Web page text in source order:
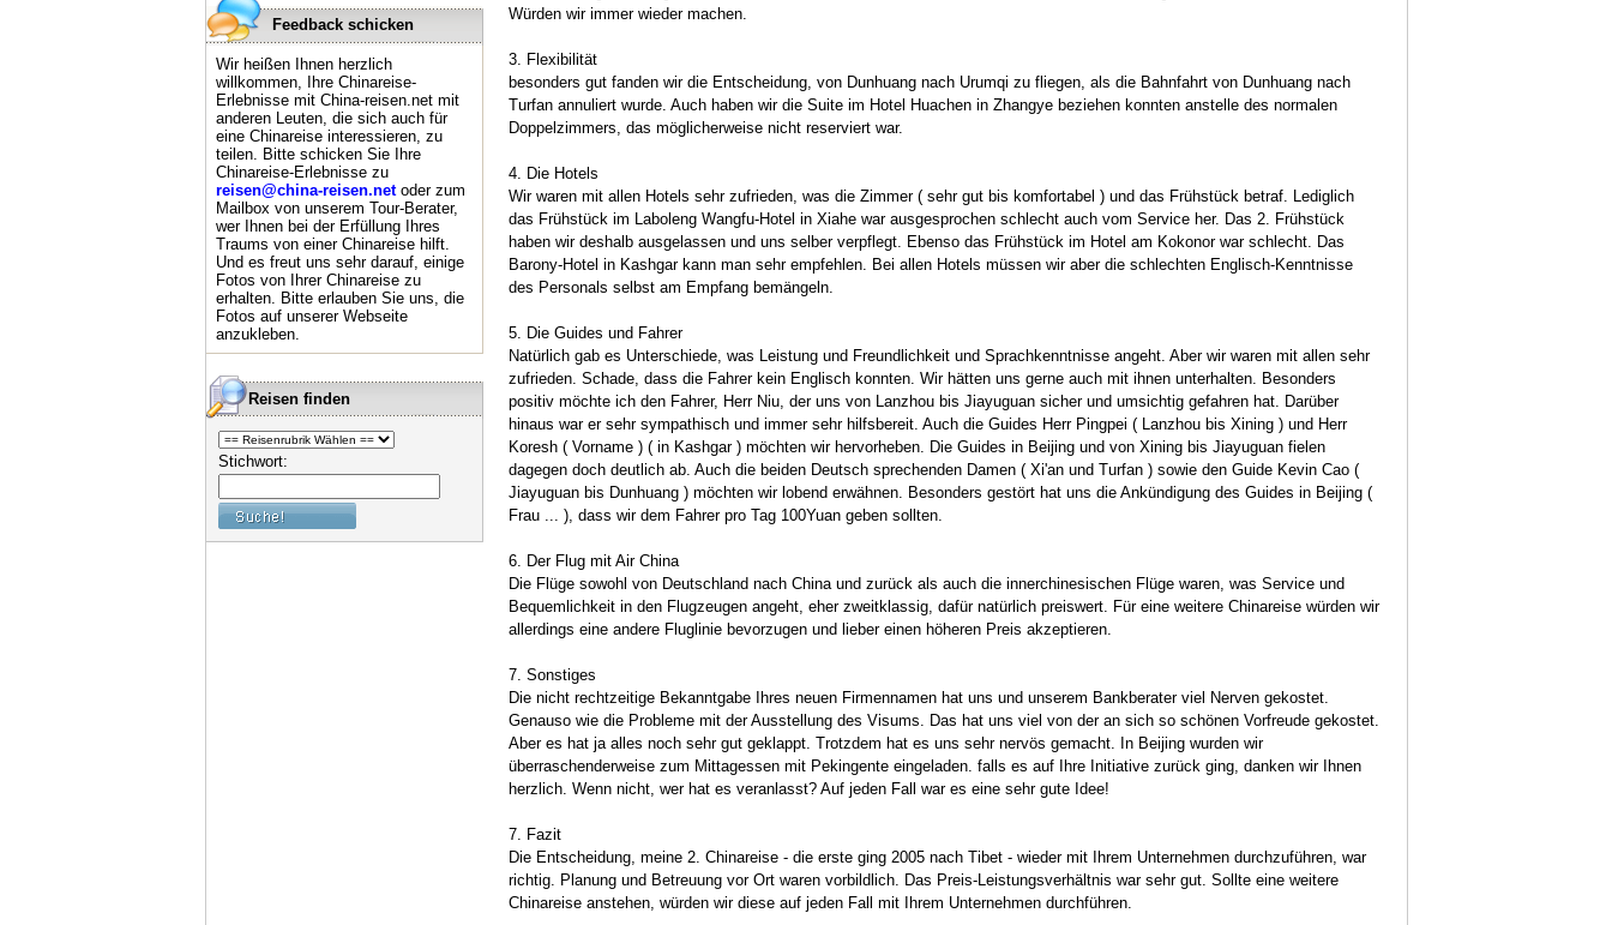
Feedback schicken
Wir heißen Ihnen herzlich
willkommen, Ihre Chinareise-
Erlebnisse mit China-reisen.net mit
anderen Leuten, die sich auch für
eine Chinareise interessieren, zu
teilen. Bitte schicken Sie Ihre
Chinareise-Erlebnisse zu
reisen@china-reisen.netoder zum
Mailbox von unserem Tour-Berater,
wer Ihnen bei der Erfüllung Ihres
Traums von einer Chinareise hilft.
Und es freut uns sehr darauf, einige
Fotos von Ihrer Chinareise zu
erhalten. Bitte erlauben Sie uns, die
Fotos auf unserer Webseite
anzukleben.
Reisen finden
Stichwort:
Würden wir immer wieder machen.
3. Flexibilität
besonders gut fanden wir die Entscheidung, von Dunhuang nach Urumqi zu fliegen, als die Bahnfahrt von Dunhuang nach
Turfan annuliert wurde. Auch haben wir die Suite im Hotel Huachen in Zhangye beziehen konnten anstelle des normalen
Doppelzimmers, das möglicherweise nicht reserviert war.
4. Die Hotels
Wir waren mit allen Hotels sehr zufrieden, was die Zimmer ( sehr gut bis komfortabel ) und das Frühstück betraf. Lediglich
das Frühstück im Laboleng Wangfu-Hotel in Xiahe war ausgesprochen schlecht auch vom Service her. Das 2. Frühstück
haben wir deshalb ausgelassen und uns selber verpflegt. Ebenso das Frühstück im Hotel am Kokonor war schlecht. Das
Barony-Hotel in Kashgar kann man sehr empfehlen. Bei allen Hotels müssen wir aber die schlechten Englisch-Kenntnisse
des Personals selbst am Empfang bemängeln.
5. Die Guides und Fahrer
Natürlich gab es Unterschiede, was Leistung und Freundlichkeit und Sprachkenntnisse angeht. Aber wir waren mit allen sehr
zufrieden. Schade, dass die Fahrer kein Englisch konnten. Wir hätten uns gerne auch mit ihnen unterhalten. Besonders
positiv möchte ich den Fahrer, Herr Niu, der uns von Lanzhou bis Jiayuguan sicher und umsichtig gefahren hat. Darüber
hinaus war er sehr sympathisch und immer sehr hilfsbereit. Auch die Guides Herr Pingpei ( Lanzhou bis Xining ) und Herr
Koresh ( Vorname ) ( in Kashgar ) möchten wir hervorheben. Die Guides in Beijing und von Xining bis Jiayuguan fielen
dagegen doch deutlich ab. Auch die beiden Deutsch sprechenden Damen ( Xi'an und Turfan ) sowie den Guide Kevin Cao (
Jiayuguan bis Dunhuang ) möchten wir lobend erwähnen. Besonders gestört hat uns die Ankündigung des Guides in Beijing (
Frau ... ), dass wir dem Fahrer pro Tag 100Yuan geben sollten.
6. Der Flug mit Air China
Die Flüge sowohl von Deutschland nach China und zurück als auch die innerchinesischen Flüge waren, was Service und
Bequemlichkeit in den Flugzeugen angeht, eher zweitklassig, dafür natürlich preiswert. Für eine weitere Chinareise würden wir
allerdings eine andere Fluglinie bevorzugen und lieber einen höheren Preis akzeptieren.
7. Sonstiges
Die nicht rechtzeitige Bekanntgabe Ihres neuen Firmennamen hat uns und unserem Bankberater viel Nerven gekostet.
Genauso wie die Probleme mit der Ausstellung des Visums. Das hat uns viel von der an sich so schönen Vorfreude gekostet.
Aber es hat ja alles noch sehr gut geklappt. Trotzdem hat es uns sehr nervös gemacht. In Beijing wurden wir
überraschenderweise zum Mittagessen mit Pekingente eingeladen. falls es auf Ihre Initiative zurück ging, danken wir Ihnen
herzlich. Wenn nicht, wer hat es veranlasst? Auf jeden Fall war es eine sehr gute Idee!
7. Fazit
Die Entscheidung, meine 2. Chinareise - die erste ging 2005 nach Tibet - wieder mit Ihrem Unternehmen durchzuführen, war
richtig. Planung und Betreuung vor Ort waren vorbildlich. Das Preis-Leistungsverhältnis war sehr gut. Sollte eine weitere
Chinareise anstehen, würden wir diese auf jeden Fall mit Ihrem Unternehmen durchführen.